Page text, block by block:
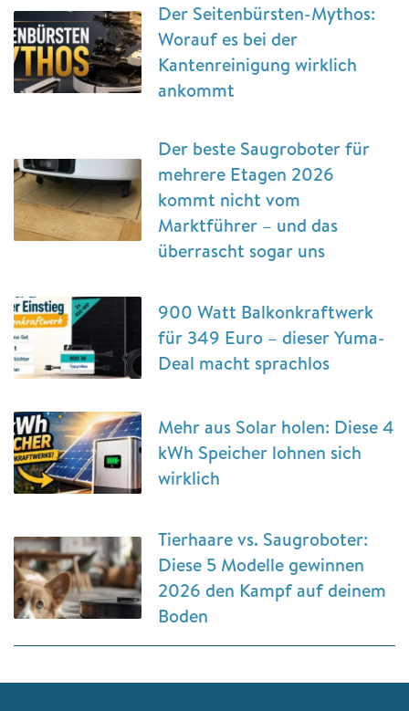
Der Seitenbürsten-Mythos:
Worauf es bei der
Kantenreinigung wirklich
ankommt
Der beste Saugroboter für
mehrere Etagen 2026
kommt nicht vom
Marktführer – und das
überrascht sogar uns
900 Watt Balkonkraftwerk
für 349 Euro – dieser Yuma-
Deal macht sprachlos
Mehr aus Solar holen: Diese 4
kWh Speicher lohnen sich
wirklich
Tierhaare vs. Saugroboter:
Diese 5 Modelle gewinnen
2026 den Kampf auf deinem
Boden